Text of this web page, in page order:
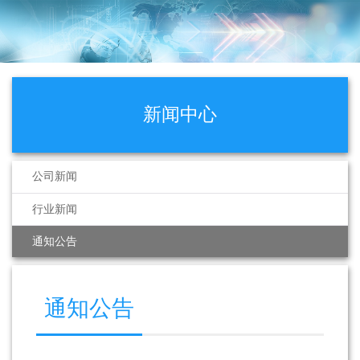
新闻中心
公司新闻
行业新闻
通知公告
通知公告